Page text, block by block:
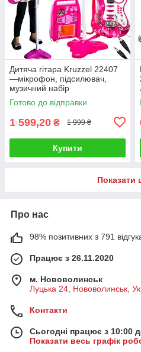
Дитяча гітара Kruzzel 22407
—мікрофон, підсилювач,
музичний набір
Готово до відправки
1 599,20 ₴ 1 999 ₴
Купити
Показати
Про нас
98% позитивних з 791
Працює з 26.11.2020
м. Нововолинськ
Луцька 24, Нововолинськ,
Контакти
Сьогодні працює з 10:00
Показати весь графік